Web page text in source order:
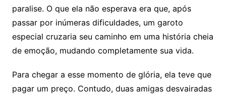
paralise. O que ela não esperava era que, após
passar por inúmeras dificuldades, um garoto
especial cruzaria seu caminho em uma história cheia
de emoção, mudando completamente sua vida.
Para chegar a esse momento de glória, ela teve que
pagar um preço. Contudo, duas amigas desvairadas